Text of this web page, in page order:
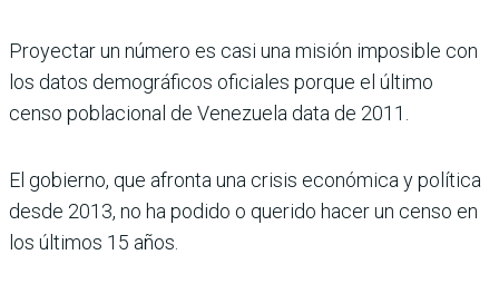
Proyectar un número es casi una misión imposible con
los datos demográficos oficiales porque el último
censo poblacional de Venezuela data de 2011.
El gobierno, que afronta una crisis económica y política
desde 2013, no ha podido o querido hacer un censo en
los últimos 15 años.